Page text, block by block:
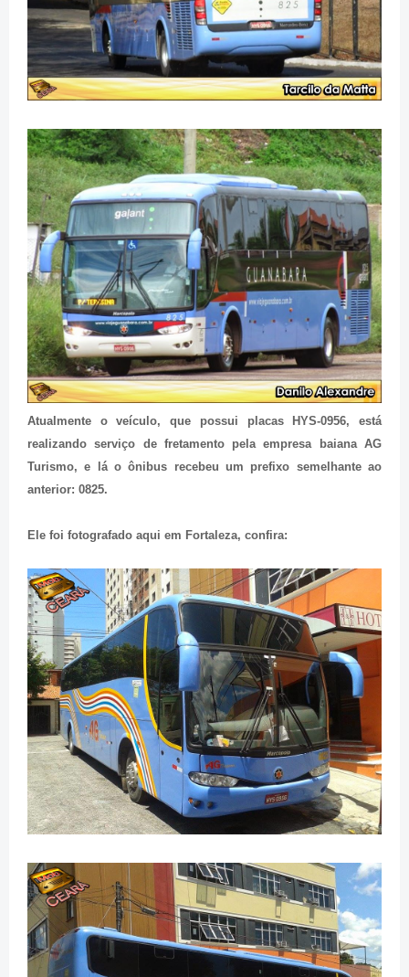
Atualmente o veículo, que possui placas HYS-0956, está
realizando serviço de fretamento pela empresa baiana AG
Turismo, e lá o ônibus recebeu um prefixo semelhante ao
anterior: 0825.
Ele foi fotografado aqui em Fortaleza, confira: